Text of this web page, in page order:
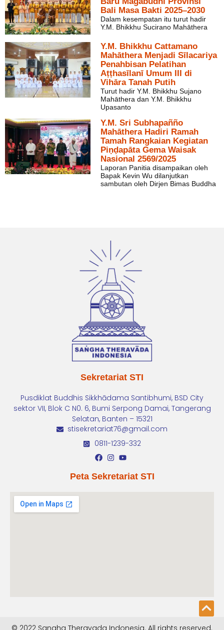
Bali Masa Bakti 2025–2030
Dalam kesempatan itu turut hadir
Y.M. Bhikkhu Sucirano Mahāthera
Y.M. Bhikkhu Cattamano
Mahāthera Menjadi Sīlacariya
Penahbisan Pelatihan
Aṭṭhasīlanī Umum III di
Vihāra Tanah Putih
Turut hadir Y.M. Bhikkhu Sujano
Mahāthera dan Y.M. Bhikkhu
Upasanto
Y.M. Sri Subhapañño
Mahāthera Hadiri Ramah
Tamah Rangkaian Kegiatan
Piṇḍapāta Gema Waisak
Nasional 2569/2025
Laporan Panitia disampaikan oleh
Bapak Kevin Wu dilanjutkan
sambutan oleh Dirjen Bimas Buddha
Sekretariat STI
Pusdiklat Buddhis Sikkhādama Santibhumi, BSD City
sektor VII, Blok C N0. 6, Bumi Serpong Damai, Tangerang
Selatan, Banten – 15321
stisekretariat76@gmail.com
0811-1239-332
Peta Sekretariat STI